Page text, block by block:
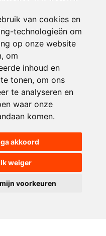
van cookies en
technologieën om
op onze website
om
inhoud en
tonen, om ons
te analyseren en
waar onze
komen.
akkoord
Ik weiger
voorkeuren
Nederlandstalige muziek
In digitale kwaliteit op je